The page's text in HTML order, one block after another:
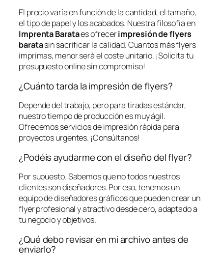
El precio varía en función de la cantidad, el tamaño,
el tipo de papel y los acabados. Nuestra filosofía en
Imprenta Barataes ofrecerimpresión de flyers
baratasin sacrificar la calidad. Cuantos más flyers
imprimas, menor será el coste unitario. ¡Solicita tu
presupuesto online sin compromiso!
¿Cuánto tarda la impresión de flyers?
Depende del trabajo, pero para tiradas estándar,
nuestro tiempo de producción es muy ágil.
Ofrecemos servicios de impresión rápida para
proyectos urgentes. ¡Consúltanos!
¿Podéis ayudarme con el diseño del flyer?
Por supuesto. Sabemos que no todos nuestros
clientes son diseñadores. Por eso, tenemos un
equipo de diseñadores gráficos que pueden crear un
flyer profesional y atractivo desde cero, adaptado a
tu negocio y objetivos.
¿Qué debo revisar en mi archivo antes de
enviarlo?